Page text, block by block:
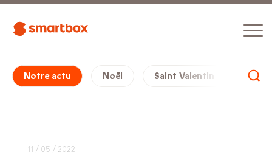
Notre actu Noël Saint Valentin
11 / 05 / 2022